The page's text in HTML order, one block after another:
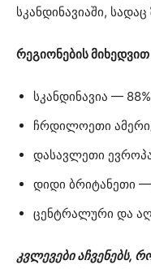
სკანდინავიაში,
რეგიონების
სკანდინავია —
ჩრდილოეთი
დასავლეთი
დიდი ბრიტანეთი —
ცენტრალური და
კვლევები აჩვენებს,